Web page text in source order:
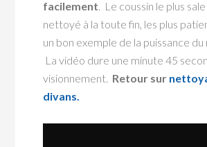
facilement . Le coussin le plus
nettoyé à la toute fin, les plus
un bon exemple de la puissance du
La vidéo dure une minute 45
visionnement. Retour sur
divans.